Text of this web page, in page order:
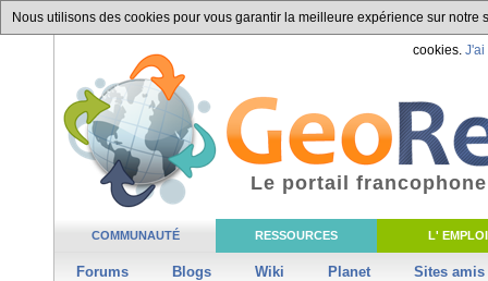
Nous utilisons des cookies pour vous garantir la meilleure expérience sur
cookies. J'ai
COMMUNAUTÉ RESSOURCES L' EMPLOI
Forums Blogs Wiki Planet Sites amis
Le portail